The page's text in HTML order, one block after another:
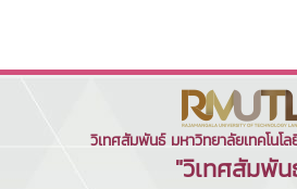
วิเทศสัมพันธ์ มหาวิทยาลัยเทคโนโ
"วิเทศสัมพั